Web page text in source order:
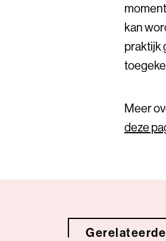
kan
praktijk
Meer
deze